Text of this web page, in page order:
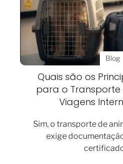
Blog
Quais são os
para o Transporte
Viagens
Sim, o transporte de
exige